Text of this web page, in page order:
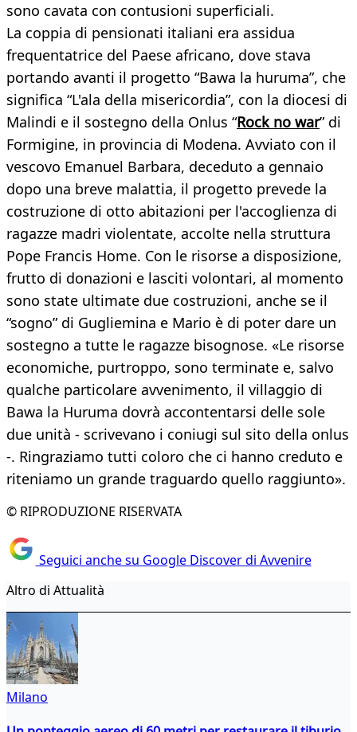
sono cavata con contusioni superficiali.
La coppia di pensionati italiani era assidua
frequentatrice del Paese africano, dove stava
portando avanti il progetto “Bawa la huruma”, che
significa “L'ala della misericordia”, con la diocesi di
Malindi e il sostegno della Onlus “Rock no war” di
Formigine, in provincia di Modena. Avviato con il
vescovo Emanuel Barbara, deceduto a gennaio
dopo una breve malattia, il progetto prevede la
costruzione di otto abitazioni per l'accoglienza di
ragazze madri violentate, accolte nella struttura
Pope Francis Home. Con le risorse a disposizione,
frutto di donazioni e lasciti volontari, al momento
sono state ultimate due costruzioni, anche se il
“sogno” di Gugliemina e Mario è di poter dare un
sostegno a tutte le ragazze bisognose. «Le risorse
economiche, purtroppo, sono terminate e, salvo
qualche particolare avvenimento, il villaggio di
Bawa la Huruma dovrà accontentarsi delle sole
due unità - scrivevano i coniugi sul sito della onlus
-. Ringraziamo tutti coloro che ci hanno creduto e
riteniamo un grande traguardo quello raggiunto».
© RIPRODUZIONE RISERVATA
Seguici anche su Google Discover di Avvenire
Altro di Attualità
Milano